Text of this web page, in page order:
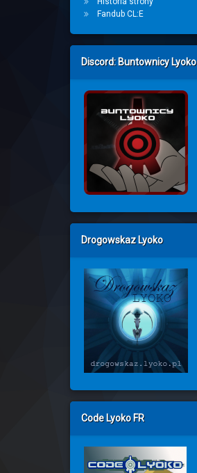
Fandub CL:E
Discord: Buntownicy Lyoko
Drogowskaz Lyoko
Code Lyoko FR